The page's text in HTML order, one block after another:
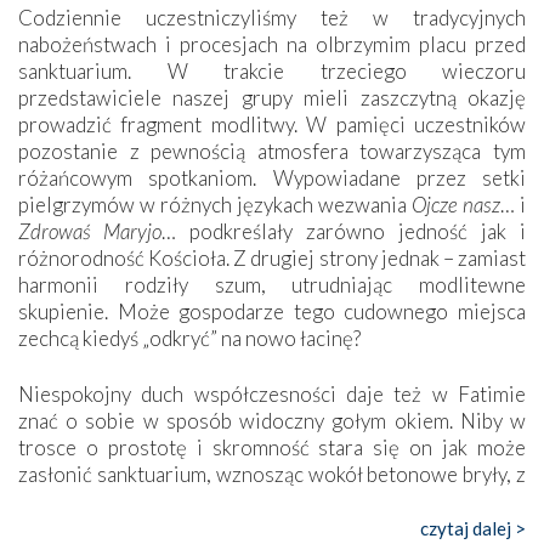
Codziennie uczestniczyliśmy też w tradycyjnych
nabożeństwach i procesjach na olbrzymim placu przed
sanktuarium. W trakcie trzeciego wieczoru
przedstawiciele naszej grupy mieli zaszczytną okazję
prowadzić fragment modlitwy. W pamięci uczestników
pozostanie z pewnością atmosfera towarzysząca tym
różańcowym spotkaniom. Wypowiadane przez setki
pielgrzymów w różnych językach wezwania Ojcze nasz… i
Zdrowaś Maryjo… podkreślały zarówno jedność jak i
różnorodność Kościoła. Z drugiej strony jednak – zamiast
harmonii rodziły szum, utrudniając modlitewne
skupienie. Może gospodarze tego cudownego miejsca
zechcą kiedyś „odkryć” na nowo łacinę?
Niespokojny duch współczesności daje też w Fatimie
znać o sobie w sposób widoczny gołym okiem. Niby w
trosce o prostotę i skromność stara się on jak może
zasłonić sanktuarium, wznosząc wokół betonowe bryły, z
katolickiego kultu. Tylko co wspólnego z żywą,
czytaj dalej >